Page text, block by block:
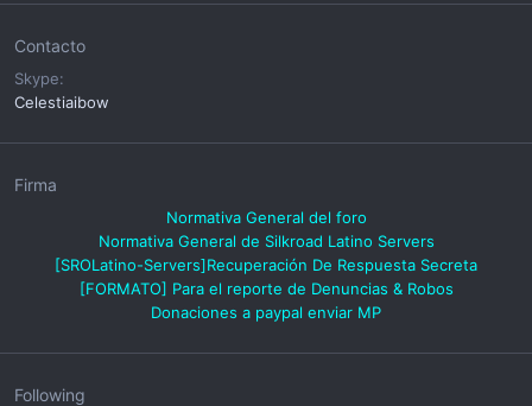
Contacto
Skype
Celestiaibow
Firma
Normativa General del foro
Normativa General de Silkroad Latino Servers
[SROLatino-Servers]Recuperación De Respuesta Secreta
[FORMATO] Para el reporte de Denuncias & Robos
Donaciones a paypal enviar MP
Following